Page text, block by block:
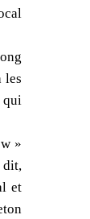
les
qui
»
dit,
et